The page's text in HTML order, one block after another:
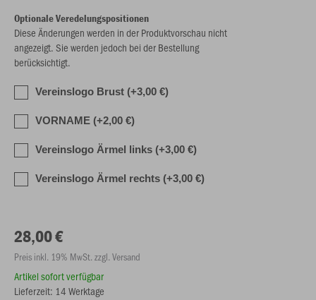
Optionale Veredelungspositionen
Diese Änderungen werden in der Produktvorschau nicht
angezeigt. Sie werden jedoch bei der Bestellung
berücksichtigt.
Vereinslogo Brust (+3,00 €)
VORNAME (+2,00 €)
Vereinslogo Ärmel links (+3,00 €)
Vereinslogo Ärmel rechts (+3,00 €)
28,00 €
Preis inkl. 19% MwSt. zzgl. Versand
Artikel sofort verfügbar
Lieferzeit: 14 Werktage